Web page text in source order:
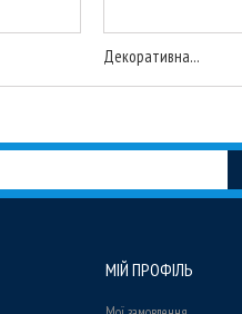
Декоративна...
МІЙ ПРОФІЛЬ